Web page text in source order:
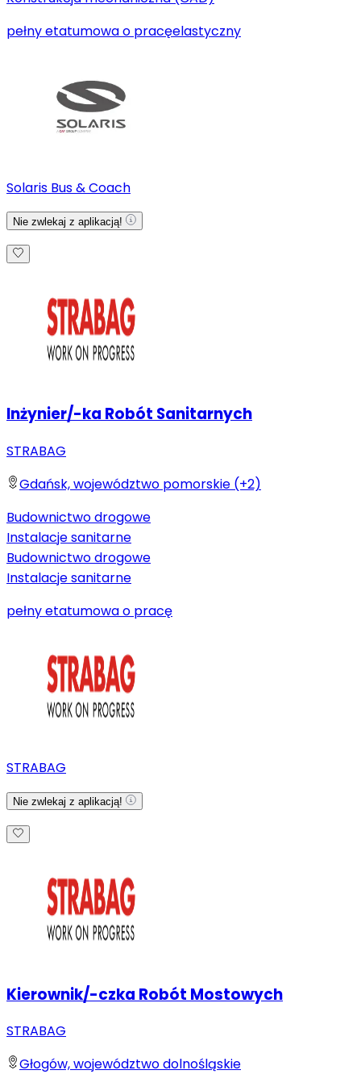
pełny etatumowa o pracęelastyczny
Solaris Bus & Coach
Nie zwlekaj z aplikacją!
Inżynier/-ka Robót Sanitarnych
STRABAG
Gdańsk, województwo pomorskie (+2)
Budownictwo drogowe
Instalacje sanitarne
Budownictwo drogowe
Instalacje sanitarne
pełny etatumowa o pracę
STRABAG
Nie zwlekaj z aplikacją!
Kierownik/-czka Robót Mostowych
STRABAG
Głogów, województwo dolnośląskie